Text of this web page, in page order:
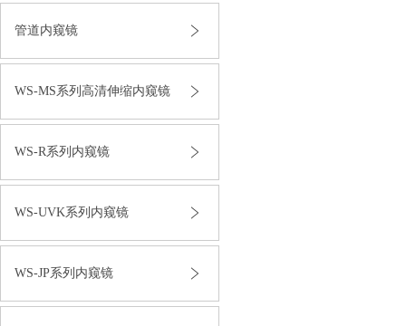
管道内窥镜
WS-MS系列高清伸缩内窥镜
WS-R系列内窥镜
WS-UVK系列内窥镜
WS-JP系列内窥镜